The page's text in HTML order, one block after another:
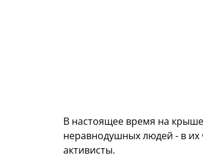
В настоящее время на
неравнодушных людей - в их
активисты.